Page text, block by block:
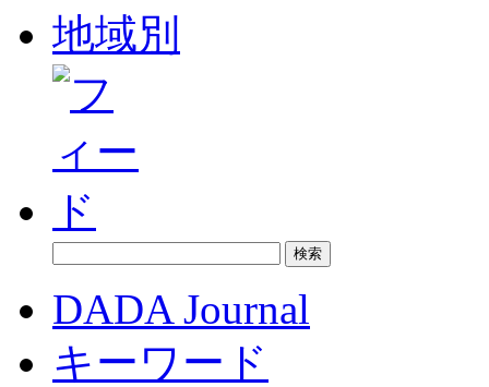
地域別
DADA Journal
キーワード